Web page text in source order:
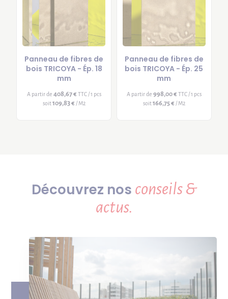
Panneau de fibres de
bois TRICOYA - Ép. 18
mm
A partir de 408,67 € TTC / 1 pcs
soit109,83 € / M2
Panneau de fibres de
bois TRICOYA - Ép. 25
mm
A partir de 998,00 € TTC / 1 pcs
soit166,75 € / M2
Découvrez nos conseils &
actus.